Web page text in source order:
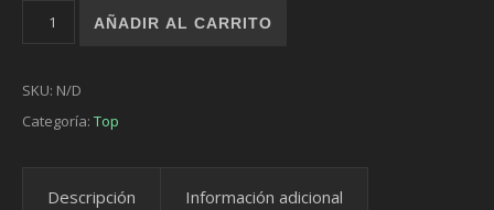
Top Combinado cantidad
AÑADIR AL CARRITO
SKU: N/D
Categoría: Top
Descripción Información adicional